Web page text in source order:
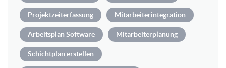
Projektzeiterfassung Mitarbeiterintegration
Arbeitsplan Software Mitarbeiterplanung
Schichtplan erstellen